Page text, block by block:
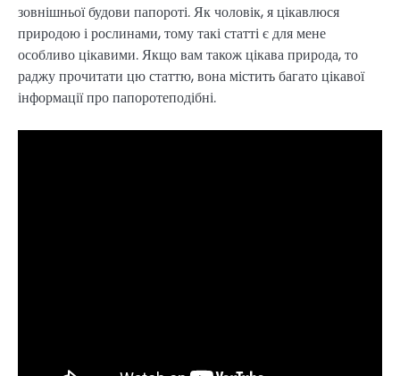
зовнішньої будови папороті. Як чоловік, я цікавлюся
природою і рослинами, тому такі статті є для мене
особливо цікавими. Якщо вам також цікава природа, то
раджу прочитати цю статтю, вона містить багато цікавої
інформації про папоротеподібні.